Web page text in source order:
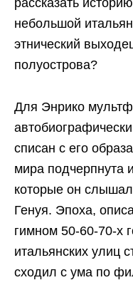
рассказать
небольшой
этнический
полуострова?
Для Энрико
списан с его
мира подчерпнута
которые он
Генуя. Эпоха,
гимном 50-60-70-х
итальянских улиц
сходил с ума по